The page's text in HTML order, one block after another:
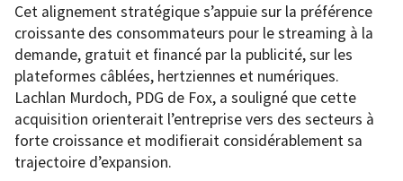
Cet alignement stratégique s’appuie sur la préférence
croissante des consommateurs pour le streaming à la
demande, gratuit et financé par la publicité, sur les
plateformes câblées, hertziennes et numériques.
Lachlan Murdoch, PDG de Fox, a souligné que cette
acquisition orienterait l’entreprise vers des secteurs à
forte croissance et modifierait considérablement sa
trajectoire d’expansion.